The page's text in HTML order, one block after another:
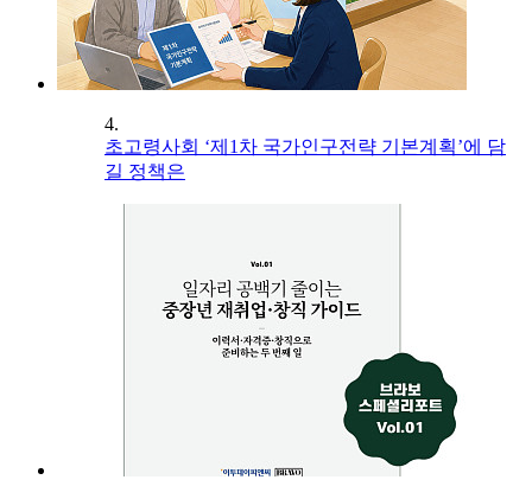
4.
초고령사회 ‘제1차 국가인구전략 기본계획’에 담
길 정책은